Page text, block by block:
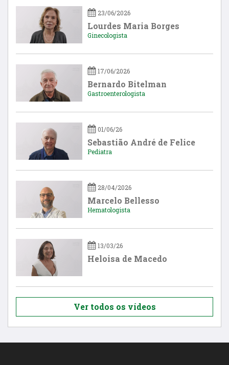
23/06/2026
Lourdes Maria Borges
Ginecologista
17/06/2026
Bernardo Bitelman
Gastroenterologista
01/06/26
Sebastião André de Felice
Pediatra
28/04/2026
Marcelo Bellesso
Hematologista
13/03/26
Heloisa de Macedo
Ver todos os vídeos